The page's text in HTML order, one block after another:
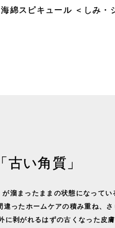
海綿スピキュール ＜しみ・
い角質」
溜まったままの状態になってい
ったホームケアの積み重ね、
剥がれるはずの古くなった皮